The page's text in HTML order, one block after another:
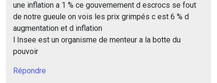
une inflation a 1 % ce gouvernement d escrocs se fout
de notre gueule on vois les prix grimpés c est 6 % d
augmentation et d inflation
l Insee est un organisme de menteur a la botte du
pouvoir
Répondre